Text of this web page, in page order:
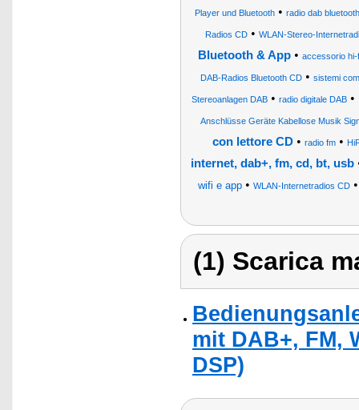
Player und Bluetooth • radio dab bluetooth
Radios CD• WLAN-Stereo-
Bluetooth & App• accessorio hi-
DAB-Radios Bluetooth CD• sistemi
Stereoanlagen DAB• radio digitale DAB•
Anschlüsse Geräte Kabellose Musik
con lettore CD • radio fm •
internet, dab+, fm, cd, bt, usb
wifi e app • WLAN-Internetradios CD
(1) Scarica
mit DAB+, FM,
DSP)